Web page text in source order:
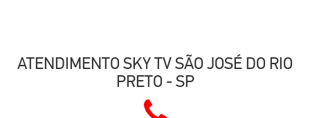
ATENDIMENTO SKY TV SÃO JOSÉ DO RIO
PRETO - SP